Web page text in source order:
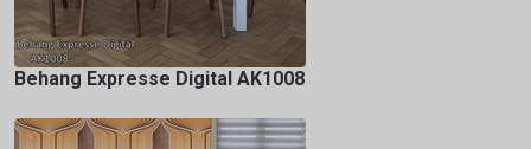
Behang Expresse Digital AK1008